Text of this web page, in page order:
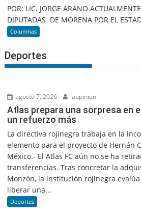
POR: LIC. JORGE ARANO
DIPUTADAS DE MORENA POR EL
Columnas
Deportes
agosto 7, 2026 laopinion
Atlas prepara una sorpresa en
un refuerzo más
La directiva rojinegra trabaja en la
elemento para el proyecto de Hernán
México.- El Atlas FC aún no se ha
transferencias. Tras concretar la
Monzón, la institución rojinegra
liberar una...
Deportes